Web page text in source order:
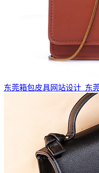
东莞箱包皮具网站设计_东